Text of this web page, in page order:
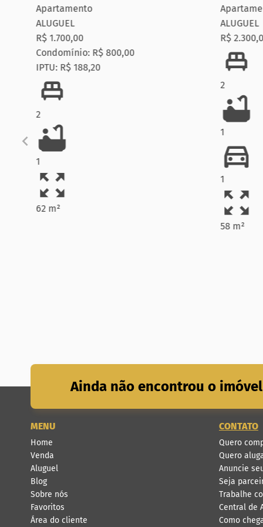
Apartamento
ALUGUEL
R$ 1.700,00
Condomínio: R$ 800,00
IPTU: R$ 188,20
62 m²
ALUGUEL
R$ 2.300,00
58 m²
Ainda não encontrou o
MENU
Home
Venda
Aluguel
Blog
Sobre nós
Favoritos
Área do cliente
CONTATO
Quero
Quero
Anuncie
Seja
Trabalhe
Central de
Como